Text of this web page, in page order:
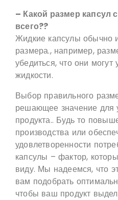
– Какой размер капсул
всего??
Жидкие капсулы обычно
размера., например,
убедиться, что они могут
жидкости.
Выбор правильного
решающее значение для
продукта.. Будь то
производства или
удовлетворенности
капсулы – фактор,
виду. Мы надеемся, что
вам подобрать
чтобы ваш продукт